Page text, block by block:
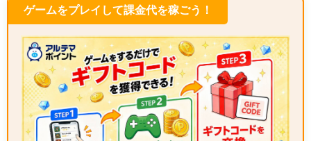
ゲームをプレイして課金代を稼ごう！